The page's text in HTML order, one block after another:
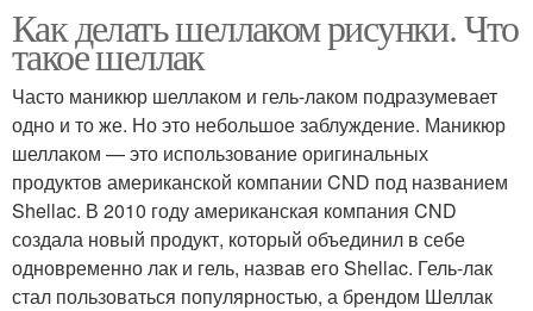
Как делать шеллаком рисунки. Что
такое шеллак
Часто маникюр шеллаком и гель-лаком подразумевает
одно и то же. Но это небольшое заблуждение. Маникюр
шеллаком — это использование оригинальных
продуктов американской компании CND под названием
Shellac. В 2010 году американская компания CND
создала новый продукт, который объединил в себе
одновременно лак и гель, назвав его Shellac. Гель-лак
стал пользоваться популярностью, а брендом Шеллак